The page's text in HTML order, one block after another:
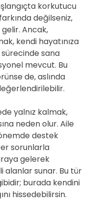
korkutucu
değilseniz,
Ancak,
kendi hayatınıza
sana
mevcut. Bu
de, aslında
yalnız kalmak,
neden olur. Aile
destek
sorunlarla
gelerek
alanlar sunar. Bu tür
burada kendini
hissedebilirsin.